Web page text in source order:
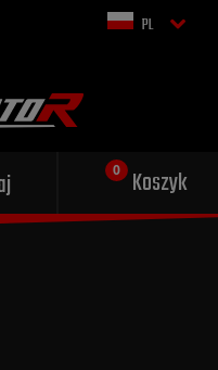
PL
Koszyk
Sportowy wydech dla Twojego